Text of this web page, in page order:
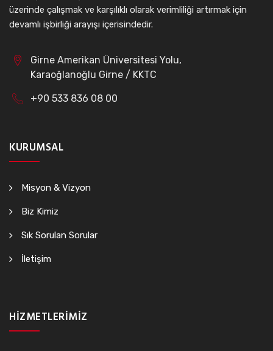
üzerinde çalışmak ve karşılıklı olarak verimliliği artırmak için
devamlı işbirliği arayışı içerisindedir.
Girne Amerikan Üniversitesi Yolu,
Karaoğlanoğlu Girne / KKTC
+90 533 836 08 00
KURUMSAL
Misyon & Vizyon
Biz Kimiz
Sık Sorulan Sorular
İletişim
HIZMETLERIMIZ